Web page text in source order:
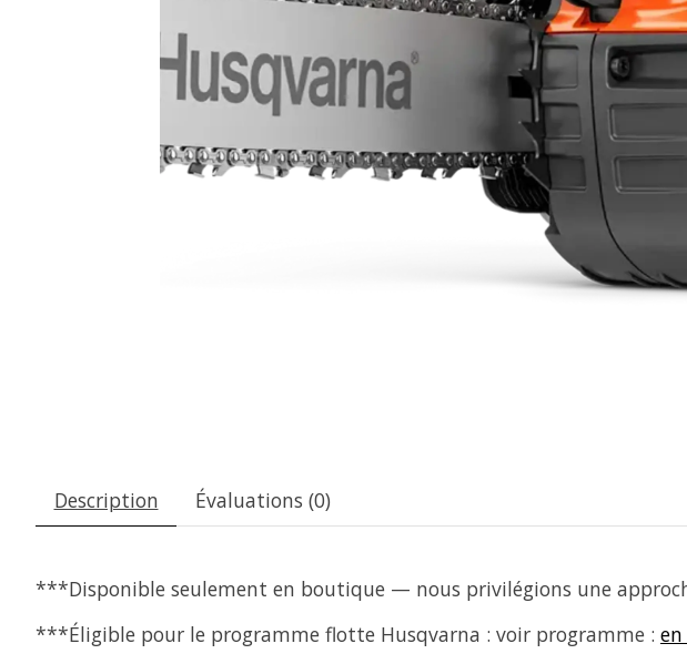
Description Évaluations (0)
***Disponible seulement en boutique — nous privilégions une
***Éligible pour le programme flotte Husqvarna : voir programme :